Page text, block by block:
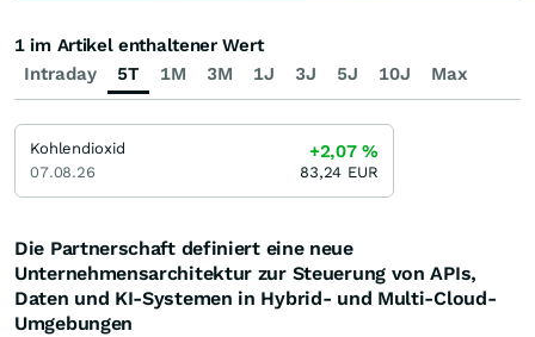
Die Partnerschaft definiert eine neue
Unternehmensarchitektur zur Steuerung von APIs,
Daten und KI-Systemen in Hybrid- und Multi-Cloud-
Umgebungen
Intraday 5T 1M 3M 1J 3J 5J 10J Max
1 im Artikel enthaltener Wert
Kohlendioxid
07.08.26
+2,07%
83,24 EUR